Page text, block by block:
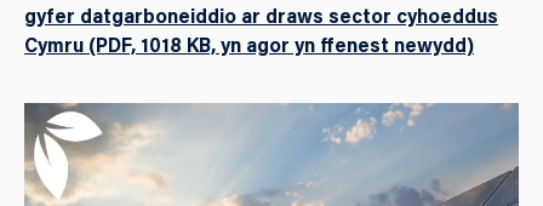
gyfer datgarboneiddio ar draws sector cyhoeddus
Cymru (PDF, 1018 KB, yn agor yn ffenest newydd)